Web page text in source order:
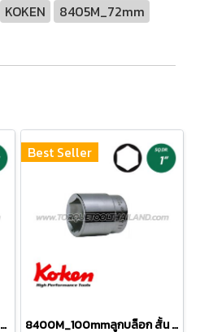
KOKEN 8405M_72mm
8400M_95mm ลูกบล็อก สั้น 6P (SQ.DR 1") Hand Sockets
Best Seller
8400M_100mmลูกบล็อก สั้น 6P (SQ.DR 1") Hand Sockets